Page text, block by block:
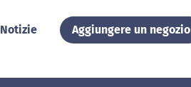
Notizie Aggiungere un negozio